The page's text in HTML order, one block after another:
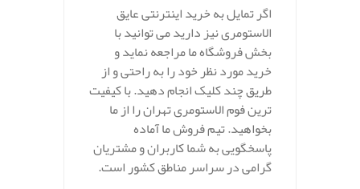
اگر تمایل به خرید اینترنتی عایق
الاستومری نیز دارید می توانید با
بخش فروشگاه ما مراجعه نماید و
خرید مورد نظر خود را به راحتی و از
طریق چند کلیک انجام دهید. با کیفیت
ترین فوم الاستومری تهران را از ما
بخواهید. تیم فروش ما آماده
پاسخگویی به شما کاربران و مشتریان
گرامی در سراسر مناطق کشور است.